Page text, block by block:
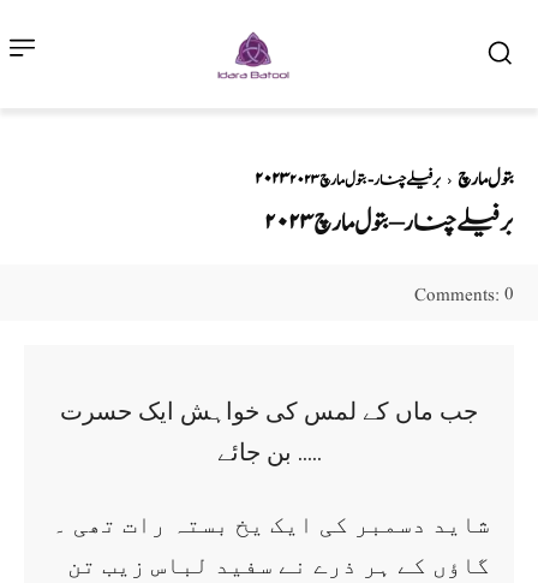
۲۰۲۳ بتول مارچ برفیلے چنار - بتول مارچ ۲۰۲۳
برفیلے چنار – بتول مارچ ۲۰۲۳
Comments: 0
جب ماں کے لمس کی خواہش ایک حسرت
بن جائے …..
شاید دسمبر کی ایک یخ بستہ رات تھی ۔
گاؤں کے ہر ذرے نے سفید لباس زیب تن